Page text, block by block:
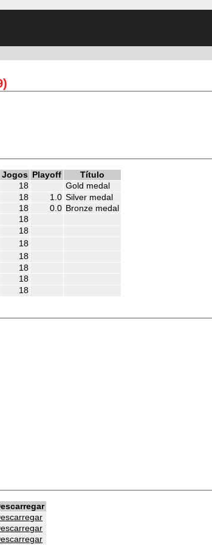
Jogos Playoff
Título
18
Gold medal
18 1.0 Silver medal
18 0.0 Bronze medal
18
18
18
18
18
18
18